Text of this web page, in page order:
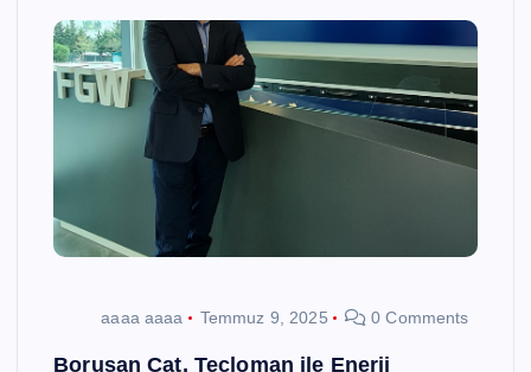
aaaa aaaa Temmuz 9, 2025 0 Comments
Borusan Cat, Tecloman ile Enerji